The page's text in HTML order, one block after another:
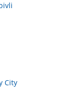
City